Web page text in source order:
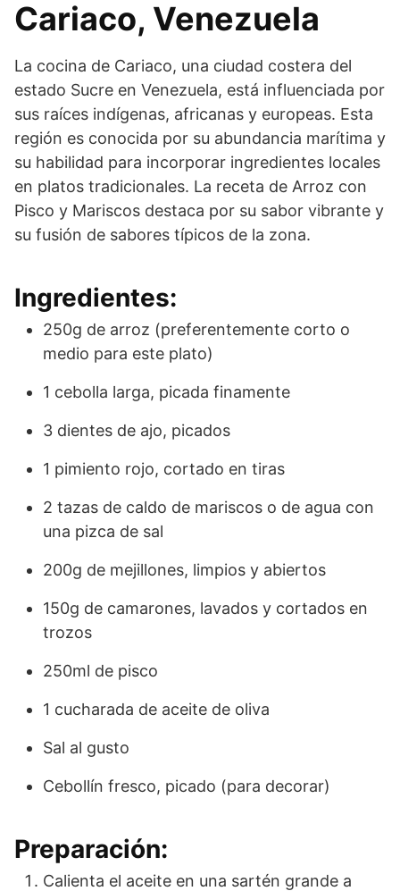
Cariaco, Venezuela
La cocina de Cariaco, una ciudad costera del
estado Sucre en Venezuela, está influenciada por
sus raíces indígenas, africanas y europeas. Esta
región es conocida por su abundancia marítima y
su habilidad para incorporar ingredientes locales
en platos tradicionales. La receta de Arroz con
Pisco y Mariscos destaca por su sabor vibrante y
su fusión de sabores típicos de la zona.
Ingredientes:
250g de arroz (preferentemente corto o
medio para este plato)
1 cebolla larga, picada finamente
3 dientes de ajo, picados
1 pimiento rojo, cortado en tiras
2 tazas de caldo de mariscos o de agua con
una pizca de sal
200g de mejillones, limpios y abiertos
150g de camarones, lavados y cortados en
trozos
250ml de pisco
1 cucharada de aceite de oliva
Sal al gusto
Cebollín fresco, picado (para decorar)
Preparación:
Calienta el aceite en una sartén grande a